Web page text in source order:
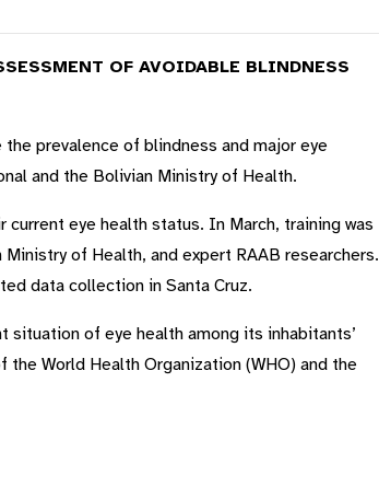
OF AVOIDABLE BLINDNESS
prevalence of blindness and major eye
and the Bolivian Ministry of Health.
eye health status. In March, training was
of Health, and expert RAAB researchers.
data collection in Santa Cruz.
situation of eye health among its inhabitants’
World Health Organization (WHO) and the